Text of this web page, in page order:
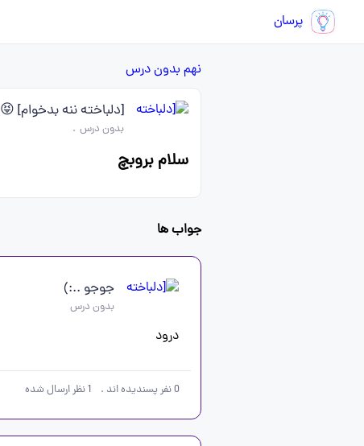
پرسان
نهم بدون درس
[دلباخته ننه بدخوام] 😝
بدون درس .
سلام بروبچ
جواب ها
جوجو ..:)
بدون درس
درود
0نفر پسندیده اند .
1نظر ارسال شده